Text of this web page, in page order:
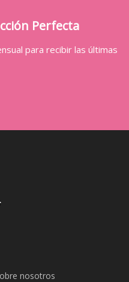
Perfecta
para recibir las últimas
nosotros